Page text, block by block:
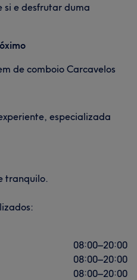
e desfrutar duma
de comboio Carcavelos
especializada
tranquilo.
08:00–20:00
08:00–20:00
08:00–20:00